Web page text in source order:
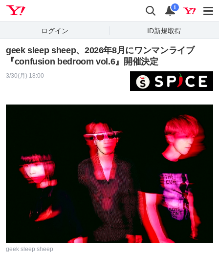
検索 通知
i
ログイン ID新規取得
geek sleep sheep、2026年8月にワンマンライブ
『confusion bedroom vol.6』開催決定
3/30(月) 18:00
geek sleep sheep